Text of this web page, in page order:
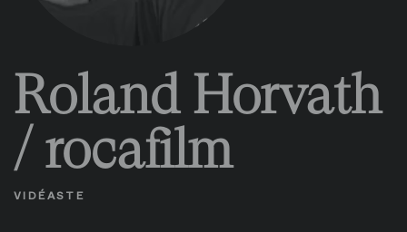
Roland Horvath
/ rocafilm
VIDÉASTE